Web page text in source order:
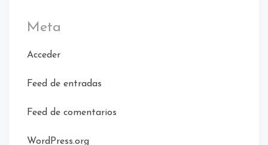
Meta
Acceder
Feed de entradas
Feed de comentarios
WordPress.org